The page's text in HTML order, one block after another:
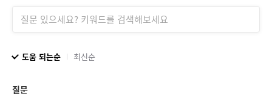
도움 되는순 최신순
질문